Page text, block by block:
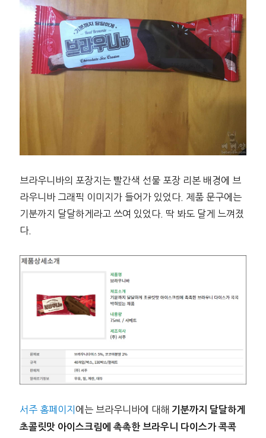
브라우니바의 포장지는 빨간색 선물 포장 리본 배경에 브
라우니바 그래픽 이미지가 들어가 있었다. 제품 문구에는
기분까지 달달하게라고 쓰여 있었다. 딱 봐도 달게 느껴졌
다.
서주 홈페이지 에는 브라우니바에 대해 기분까지 달달하게
초콜릿맛 아이스크림에 촉촉한 브라우니 다이스가 콕콕